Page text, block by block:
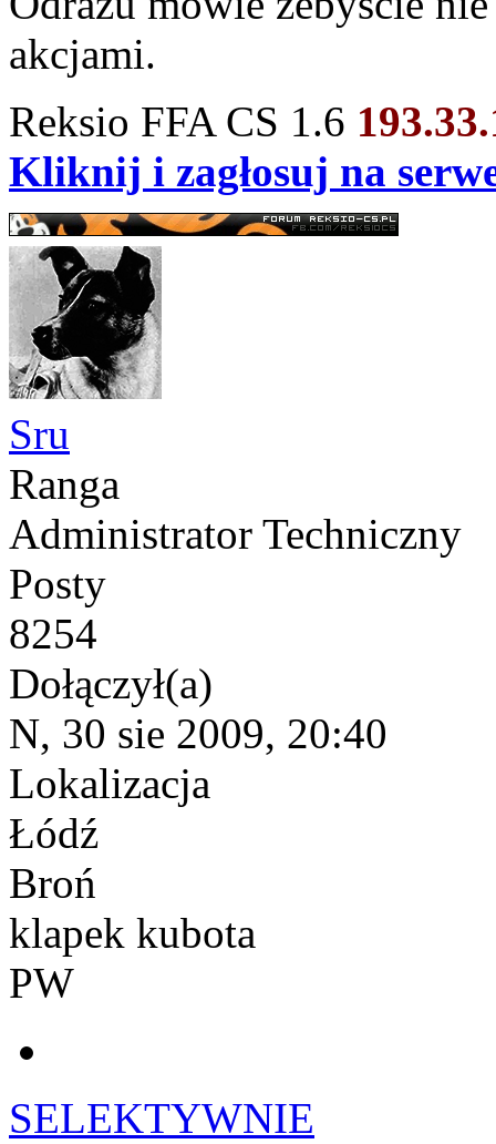
akcjami.
Reksio FFA CS 1.6
Kliknij i zagłosuj na
Sru
Ranga
Administrator Techniczny
Posty
8254
Dołączył(a)
N, 30 sie 2009, 20:40
Lokalizacja
Łódź
Broń
klapek kubota
PW
SELEKTYWNIE